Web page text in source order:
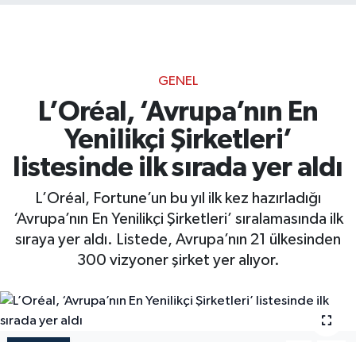
GENEL
L’Oréal, ‘Avrupa’nın En
Yenilikçi Şirketleri’
listesinde ilk sırada yer aldı
L’Oréal, Fortune’un bu yıl ilk kez hazırladığı
‘Avrupa’nın En Yenilikçi Şirketleri’ sıralamasında ilk
sıraya yer aldı. Listede, Avrupa’nın 21 ülkesinden
300 vizyoner şirket yer alıyor.